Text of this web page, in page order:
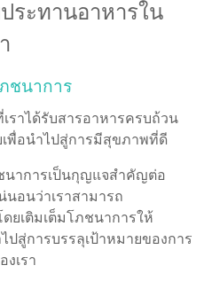
ระทานอาหารใน
ชนาการ
ราได้รับสารอาหารครบถ้วน
พื่อนำไปสู่การมีสุขภาพที่ดี
นาการเป็นกุญแจสำคัญต่อ
อนว่าเราสามารถ
ยเติมเต็มโภชนาการให้
ปสู่การบรรลุเป้าหมายของการ
เรา